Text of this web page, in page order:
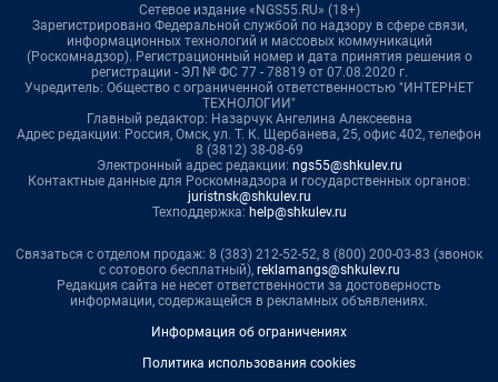
Сетевое издание «NGS55.RU» (18+)
Зарегистрировано Федеральной службой по надзору в сфере связи,
информационных технологий и массовых коммуникаций
(Роскомнадзор). Регистрационный номер и дата принятия решения о
регистрации - ЭЛ № ФС 77 - 78819 от 07.08.2020 г.
Учредитель: Общество с ограниченной ответственностью "ИНТЕРНЕТ
ТЕХНОЛОГИИ"
Главный редактор: Назарчук Ангелина Алексеевна
Адрес редакции: Россия, Омск, ул. Т. К. Щербанева, 25, офис 402, телефон
8 (3812) 38-08-69
Электронный адрес редакции: ngs55@shkulev.ru
Контактные данные для Роскомнадзора и государственных органов:
juristnsk@shkulev.ru
Техподдержка: help@shkulev.ru
Связаться с отделом продаж: 8 (383) 212-52-52, 8 (800) 200-03-83 (звонок
с сотового бесплатный), reklamangs@shkulev.ru
Редакция сайта не несет ответственности за достоверность
информации, содержащейся в рекламных объявлениях.
Информация об ограничениях
Политика использования cookies